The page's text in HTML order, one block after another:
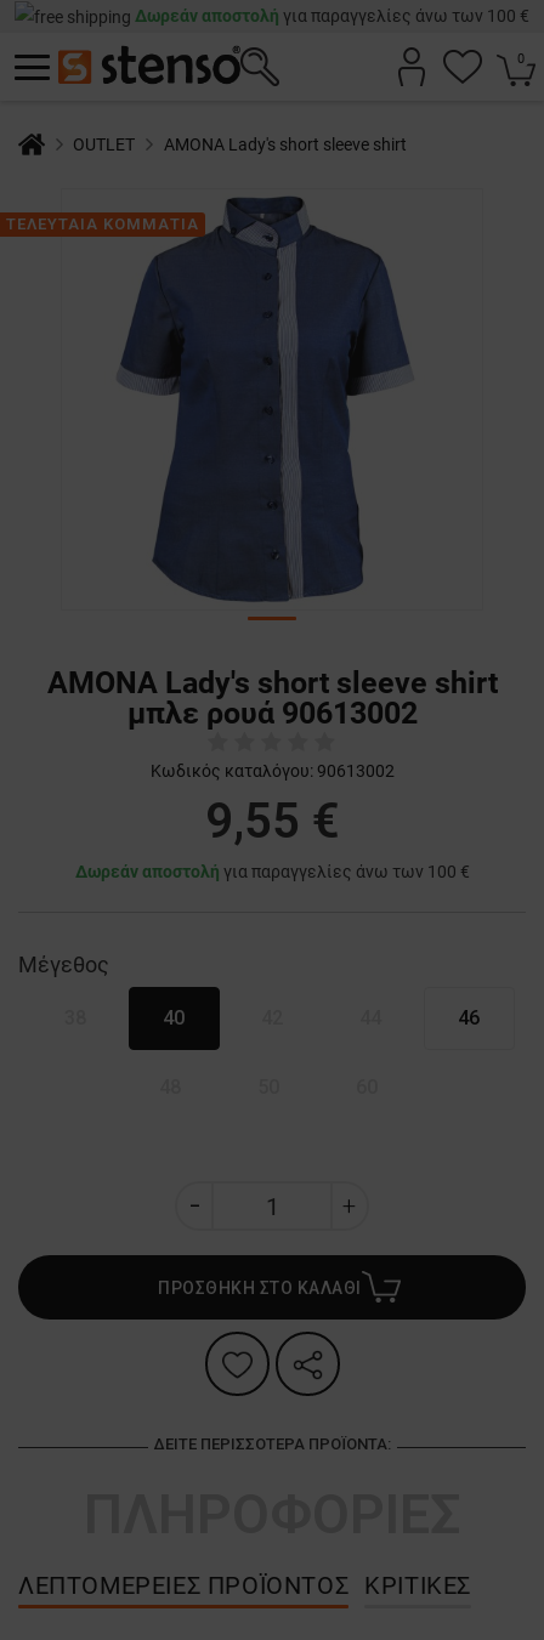
Δωρεάν αποστολή για παραγγελίες άνω των 100 €
0
OUTLET AMONA Lady's short sleeve shirt
ΤΕΛΕΥΤΑΙΑ ΚΟΜΜΑΤΙΑ
AMONA Lady's short sleeve shirt
μπλε ρουά 90613002
Κωδικός καταλόγου: 90613002
9,55 €
Δωρεάν αποστολή για παραγγελίες άνω των 100 €
Μέγεθος
40 46
ΠΡΟΣΘΗΚΗ ΣΤΟ ΚΑΛΑΘΙ
ΔΕΊΤΕ ΠΕΡΙΣΣΌΤΕΡΑ ΠΡΟΪΌΝΤΑ:
ΛΕΠΤΟΜΈΡΕΙΕΣ ΠΡΟΪΌΝΤΟΣ ΚΡΙΤΙΚΈΣ